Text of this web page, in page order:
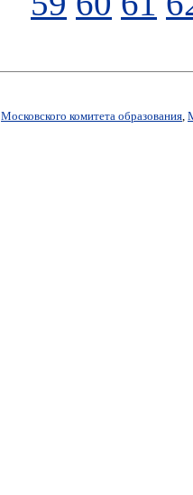
Московского комитета образования,